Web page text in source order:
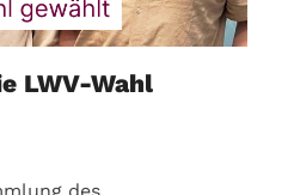
LWV-Wahl